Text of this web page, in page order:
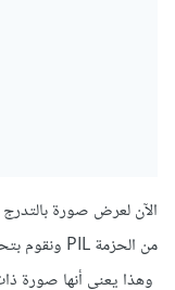
وهذا يعني أنها صورة